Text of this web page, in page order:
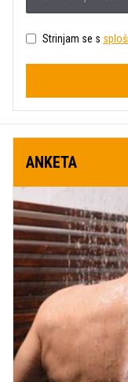
Strinjam se s
ANKETA